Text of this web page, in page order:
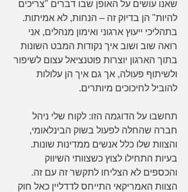
שאנו עושים על האופן שבו דברים "צריכים
להיות" הן בדיוק זה – הנחות, לא אמיתות.
בתהליכי ייעוץ ארגוני ואימון מנהלים, אני
רואה שוב ושוב איך נקודות המבט השונות
בתוך הארגון יוצרות פוטנציאל עצום לשיפור
ולשיתוף פעולה, אך גם איך הן עלולות
להוביל לחיכוכים מיותרים.
תחשבו על הדוגמה הזו: לקוח שלי ניהל
חברה שהחלה לפעול בשוק הבינלאומי,
והצוות שלו כלל אנשים ממדינות שונות.
בעיות התחילו לצוץ כשצוותי השיווק
והכספים לא הצליחו לתקשר זה עם זה.
הצוות האמריקאי התייחס לדדליין כאל חוק